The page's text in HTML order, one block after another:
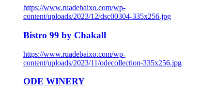
https://www.ruadebaixo.com/wp-
content/uploads/2023/12/dsc00304-335x256.jpg
Bistro 99 by Chakall
https://www.ruadebaixo.com/wp-
content/uploads/2023/11/odecollection-335x256.jpg
ODE WINERY